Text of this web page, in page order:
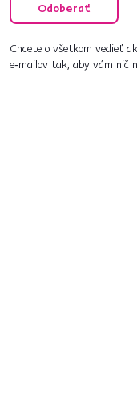
Odoberať
Chcete o všetkom vedieť
e‑mailov tak, aby vám nič